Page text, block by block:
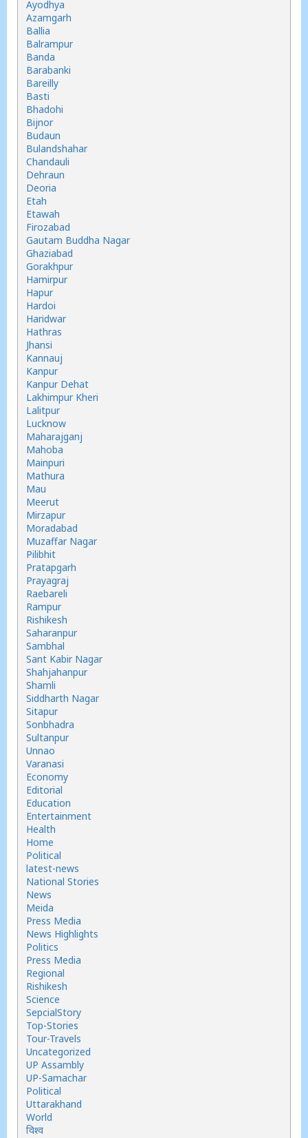
Ayodhya
Azamgarh
Ballia
Balrampur
Banda
Barabanki
Bareilly
Basti
Bhadohi
Bijnor
Budaun
Bulandshahar
Chandauli
Dehraun
Deoria
Etah
Etawah
Firozabad
Gautam Buddha Nagar
Ghaziabad
Gorakhpur
Hamirpur
Hapur
Hardoi
Haridwar
Hathras
Jhansi
Kannauj
Kanpur
Kanpur Dehat
Lakhimpur Kheri
Lalitpur
Lucknow
Maharajganj
Mahoba
Mainpuri
Mathura
Mau
Meerut
Mirzapur
Moradabad
Muzaffar Nagar
Pilibhit
Pratapgarh
Prayagraj
Raebareli
Rampur
Rishikesh
Saharanpur
Sambhal
Sant Kabir Nagar
Shahjahanpur
Shamli
Siddharth Nagar
Sitapur
Sonbhadra
Sultanpur
Unnao
Varanasi
Economy
Editorial
Education
Entertainment
Health
Home
Political
latest-news
National Stories
News
Meida
Press Media
News Highlights
Politics
Press Media
Regional
Rishikesh
Science
SepcialStory
Top-Stories
Tour-Travels
Uncategorized
UP Assambly
UP-Samachar
Political
Uttarakhand
World
विश्व